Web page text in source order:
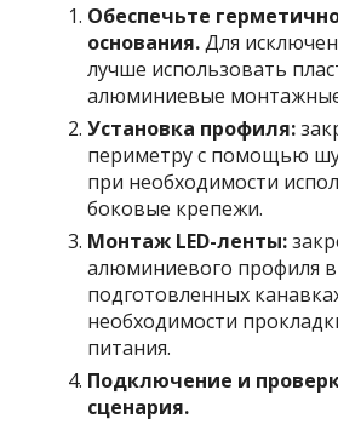
Обеспечьте
основания.Для
лучше использовать
алюминиевые
Установка профиля:
периметру с помощью
при необходимости
боковые крепежи.
Монтаж LED-ленты:
алюминиевого профиля
подготовленных
необходимости
питания.
Подключение и
сценария.